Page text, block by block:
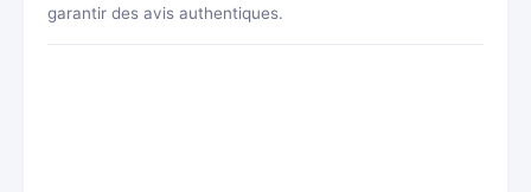
garantir des avis authentiques.